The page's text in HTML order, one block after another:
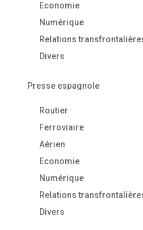
Economie
Numérique
Relations
Divers
Presse espagnole
Routier
Ferroviaire
Aérien
Economie
Numérique
Relations
Divers